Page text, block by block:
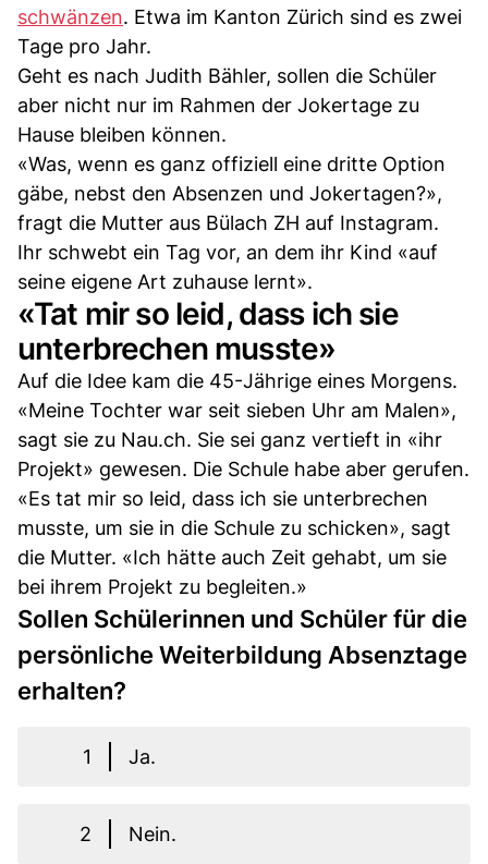
schwänzen. Etwa im Kanton Zürich sind es zwei
Tage pro Jahr.
Geht es nach Judith Bähler, sollen die Schüler
aber nicht nur im Rahmen der Jokertage zu
Hause bleiben können.
«Was, wenn es ganz offiziell eine dritte Option
gäbe, nebst den Absenzen und Jokertagen?»,
fragt die Mutter aus Bülach ZH auf Instagram.
Ihr schwebt ein Tag vor, an dem ihr Kind «auf
seine eigene Art zuhause lernt».
«Tat mir so leid, dass ich sie
unterbrechen musste»
Auf die Idee kam die 45-Jährige eines Morgens.
«Meine Tochter war seit sieben Uhr am Malen»,
sagt sie zu Nau.ch. Sie sei ganz vertieft in «ihr
Projekt» gewesen. Die Schule habe aber gerufen.
«Es tat mir so leid, dass ich sie unterbrechen
musste, um sie in die Schule zu schicken», sagt
die Mutter. «Ich hätte auch Zeit gehabt, um sie
bei ihrem Projekt zu begleiten.»
Sollen Schülerinnen und Schüler für die
persönliche Weiterbildung Absenztage
erhalten?
1 Ja.
2
Nein.